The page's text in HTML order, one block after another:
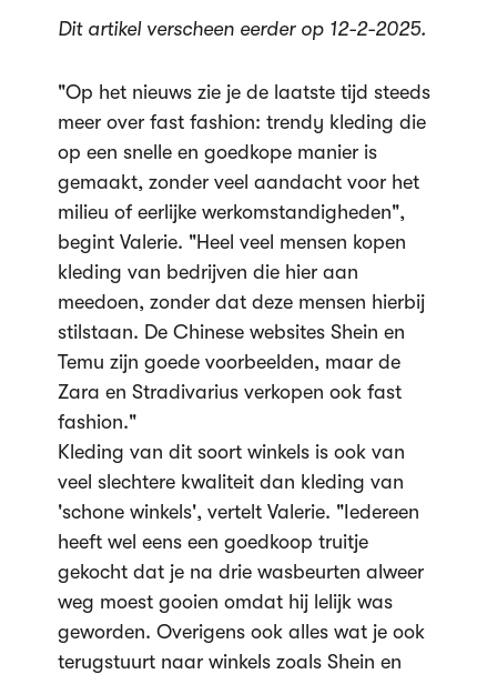
Dit artikel verscheen eerder op 12-2-2025.
"Op het nieuws zie je de laatste tijd steeds
meer over fast fashion: trendy kleding die
op een snelle en goedkope manier is
gemaakt, zonder veel aandacht voor het
milieu of eerlijke werkomstandigheden",
begint Valerie. "Heel veel mensen kopen
kleding van bedrijven die hier aan
meedoen, zonder dat deze mensen hierbij
stilstaan. De Chinese websites Shein en
Temu zijn goede voorbeelden, maar de
Zara en Stradivarius verkopen ook fast
fashion."
Kleding van dit soort winkels is ook van
veel slechtere kwaliteit dan kleding van
'schone winkels', vertelt Valerie. "Iedereen
heeft wel eens een goedkoop truitje
gekocht dat je na drie wasbeurten alweer
weg moest gooien omdat hij lelijk was
geworden. Overigens ook alles wat je ook
terugstuurt naar winkels zoals Shein en